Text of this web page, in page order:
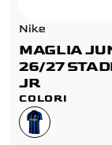
Nike
MAGLIA
26/27
JR
COLORI